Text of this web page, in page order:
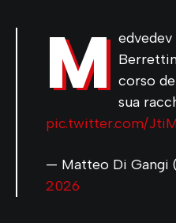
M corso
sua
pic.twitter.com/
— Matteo Di Gangi
2026